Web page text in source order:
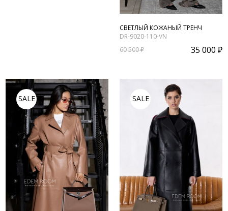
СВЕТЛЫЙ КОЖАНЫЙ ТРЕНЧ
DR-9020-110-VN
60 500 ₽
35 000 ₽
SALE SALE